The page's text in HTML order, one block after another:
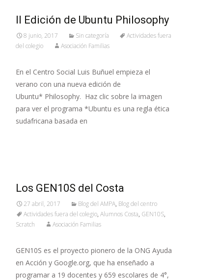
II Edición de Ubuntu Philosophy
8 junio, 2017 Sin categoría
Actividades fuera
del colegio
Asociación Familias
En el Centro Social Luis Buñuel empieza el
verano con una nueva edición de
Ubuntu* Philosophy. Haz clic sobre la imagen
para ver el programa *Ubuntu es una regla ética
sudafricana basada en
Los GEN10S del Costa
27 abril, 2017 Blog del AMPA, Blog del centro
Actividades fuera del colegio, Alumnos Costa, GEN10S,
Scratch
Asociación Familias
GEN10S es el proyecto pionero de la ONG Ayuda
en Acción y Google.org, que ha enseñado a
programar a 19 docentes y 659 escolares de 4°,